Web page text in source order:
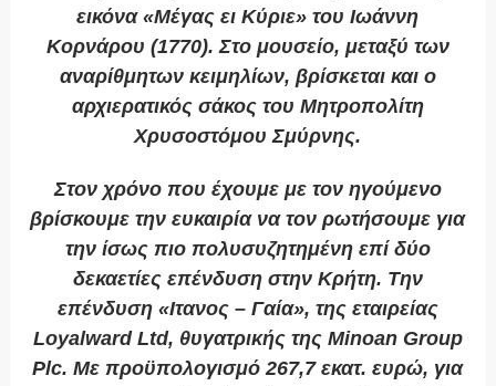
εικόνα «Μέγας ει Κύριε» του Ιωάννη
Κορνάρου (1770). Στο μουσείο, μεταξύ των
αναρίθμητων κειμηλίων, βρίσκεται και ο
αρχιερατικός σάκος του Μητροπολίτη
Χρυσοστόμου Σμύρνης.
Στον χρόνο που έχουμε με τον ηγούμενο
βρίσκουμε την ευκαιρία να τον ρωτήσουμε για
την ίσως πιο πολυσυζητημένη επί δύο
δεκαετίες επένδυση στην Κρήτη. Την
επένδυση «Ιτανος – Γαία», της εταιρείας
Loyalward Ltd, θυγατρικής της Minoan Group
Plc. Με προϋπολογισμό 267,7 εκατ. ευρώ, για